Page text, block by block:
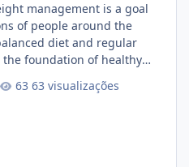
management is a goal
of people around the
diet and regular
the foundation of healthy
for additional support.
63 visualizações